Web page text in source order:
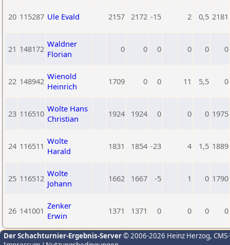
20 115287 Ule Evald 2157 2172 -15 2 0,5 2181
21 148172 Waldner
Florian
0 0 0 0 0 0
22 148942 Wienold
Heinrich
1709 0 0 11 5,5 0
23 116510 Wolte Hans
Christian
1924 1924 0 0 0 1975
24 116511 Wolte
Harald
1831 1854 -23 4 1,5 1889
25 116512 Wolte
Johann
1662 1667 -5 1 0 1790
26 141001 Zenker
Erwin
1371 1371 0 0 0 0
Der Schachturnier-Ergebnis-Server© 2006-2026 Heinz Herzog,